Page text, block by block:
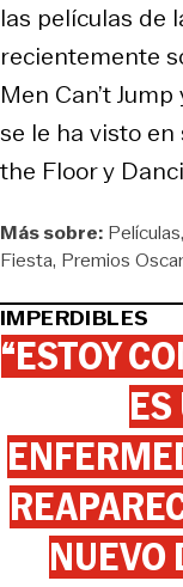
las películas de
recientemente
Men Can’t Jump
se le ha visto
the Floory
Más sobre: Películas
Fiesta Premios Oscar
IMPERDIBLES
“ESTOY
NUEVO